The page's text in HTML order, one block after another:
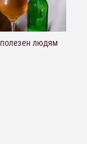
людям